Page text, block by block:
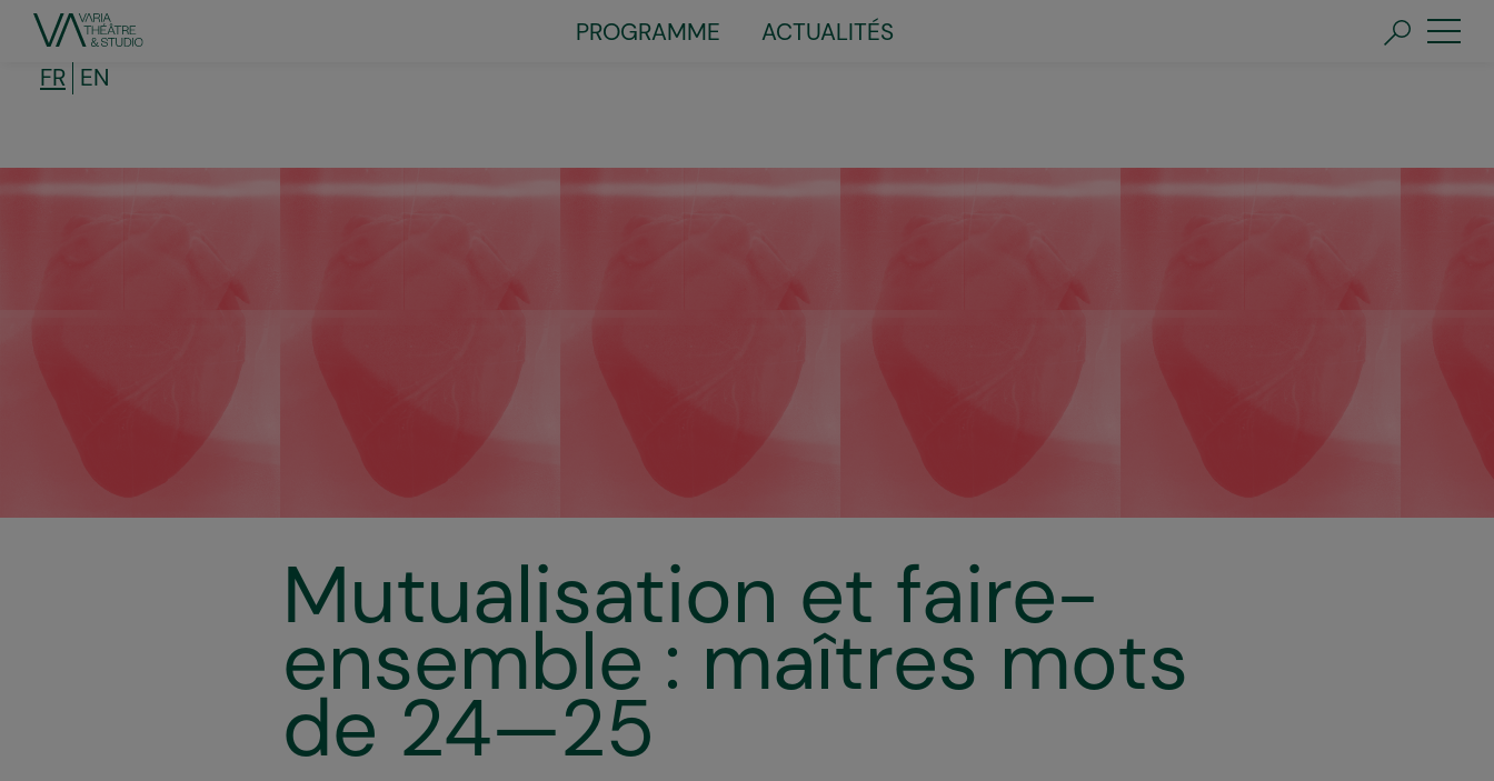
contenu
Little
menu
PROGRAMME
ACTUALITÉS
FR EN
Mutualisation et faire-
ensemble : maîtres mots
de 24—25